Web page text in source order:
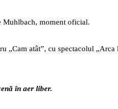
Muhlbach, moment oficial.
„Cam atât”, cu spectacolul
în aer liber.